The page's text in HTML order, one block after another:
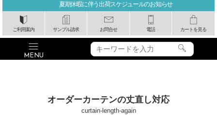
夏期休暇に伴う出荷スケジュールのお知らせ
ご利用案内 サンプル請求 お問合せ 電話 カートを見る
オーダーカーテンの丈直し対応
curtain-length-again